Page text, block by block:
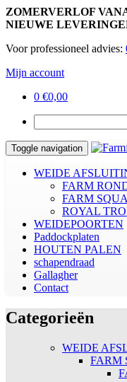
ZOMERVERLOF
NIEUWE
Voor professioneel advies:
Mijn account
0 €0,00
Toggle navigation
WEIDE
FARM
FARM
ROYAL
WEIDEPOORTEN
Paddockplaten
HOUTEN PALEN
schapendraad
Gallagher
Contact
Categorieën
WEIDE
FARM